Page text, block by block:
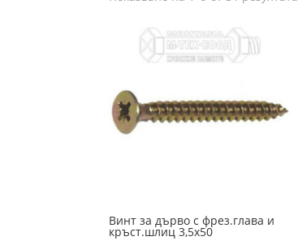
Винт за дърво с фрез.глава и
кръст.шлиц 3,5х50